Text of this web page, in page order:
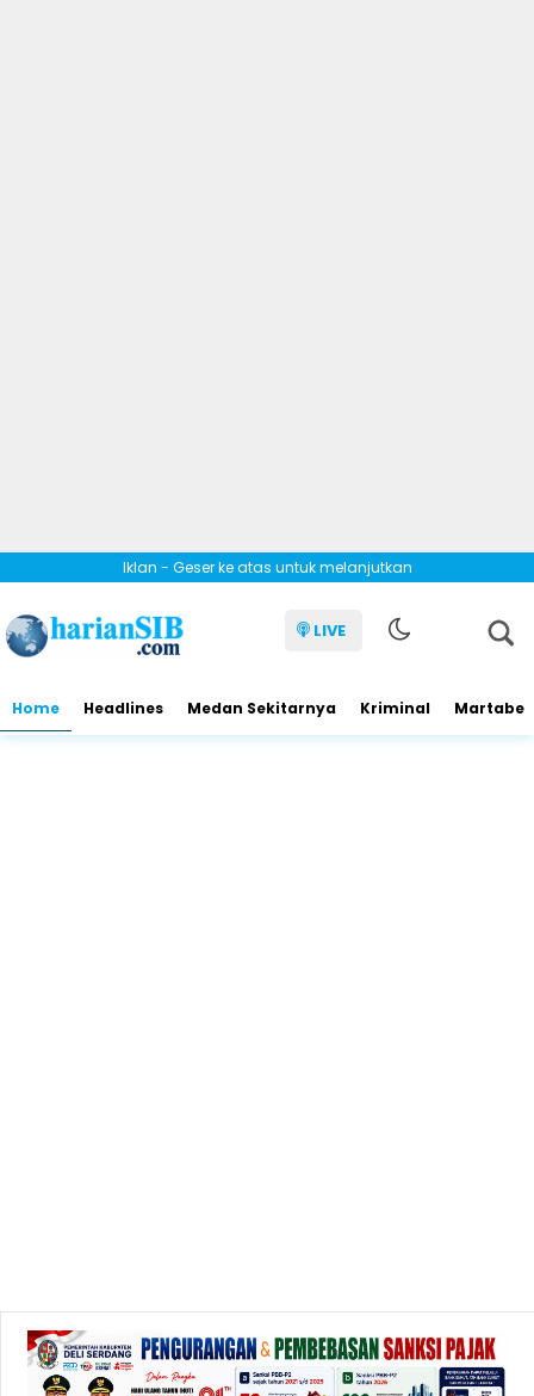
Iklan - Geser ke atas untuk melanjutkan
LIVE
Home Headlines Medan Sekitarnya Kriminal Martabe